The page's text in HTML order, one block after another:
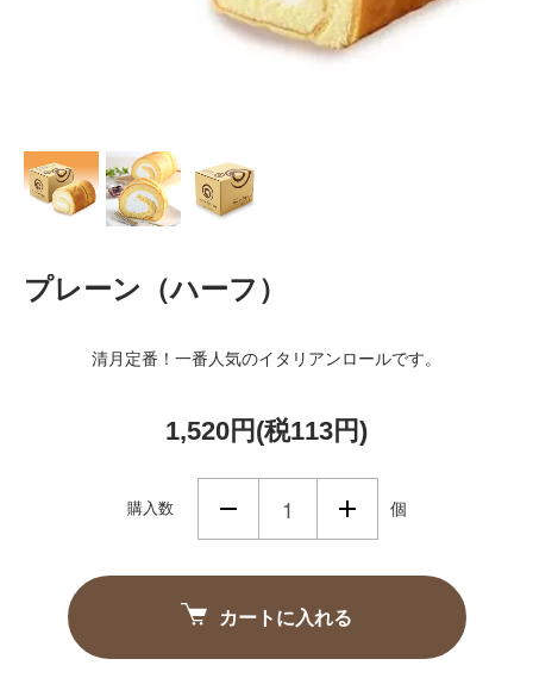
プレーン（ハーフ）
清月定番！一番人気のイタリアンロールです。
1,520円(税113円)
購入数 個
カートに入れる